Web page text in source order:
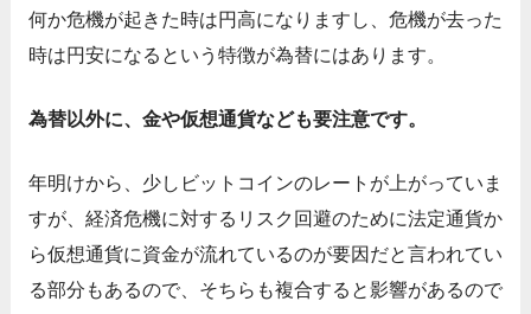
何か危機が起きた時は円高になりますし、危機が去った
時は円安になるという特徴が為替にはあります。
為替以外に、金や仮想通貨なども要注意です。
年明けから、少しビットコインのレートが上がっていま
すが、経済危機に対するリスク回避のために法定通貨か
ら仮想通貨に資金が流れているのが要因だと言われてい
る部分もあるので、そちらも複合すると影響があるので